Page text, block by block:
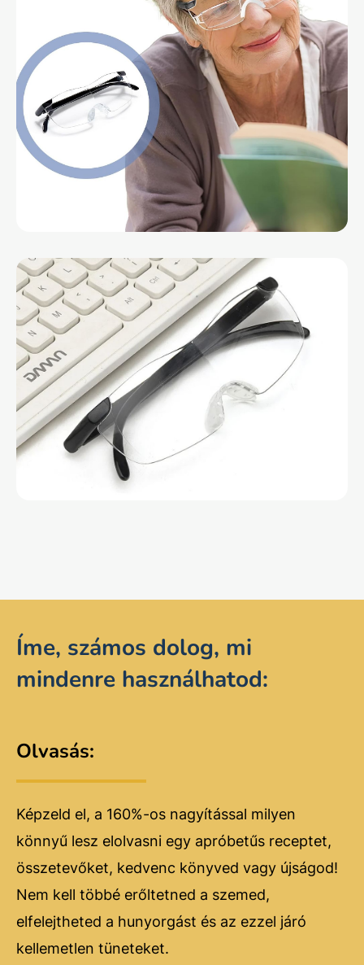
Íme, számos dolog, mi
mindenre használhatod:
Olvasás:
Képzeld el, a 160%-os nagyítással milyen
könnyű lesz elolvasni egy apróbetűs receptet,
összetevőket, kedvenc könyved vagy újságod!
Nem kell többé erőltetned a szemed,
elfelejtheted a hunyorgást és az ezzel járó
kellemetlen tüneteket.